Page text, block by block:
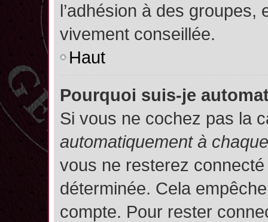
l’adhésion à des groupes,
vivement conseillée.
Haut
Pourquoi suis-je
Si vous ne cochez pas la
automatiquement à
vous ne resterez
déterminée. Cela
compte. Pour rester